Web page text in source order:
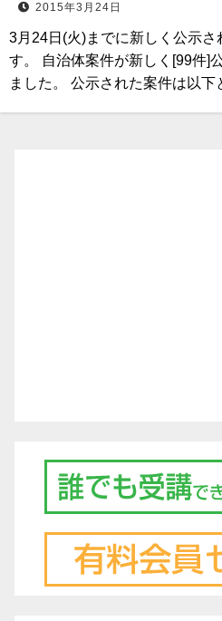
2015年3月24日
3月24日(火)までに新しく公示さ
す。 自治体案件が新しく[99件]
ました。 公示された案件は以